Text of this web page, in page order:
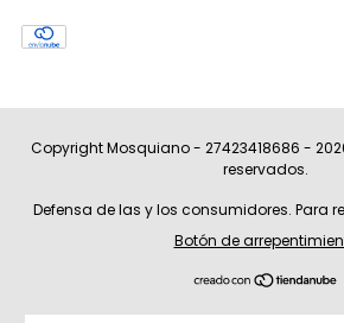
Copyright Mosquiano - 27423418686 -
reservados.
Defensa de las y los consumidores. Para
Botón de